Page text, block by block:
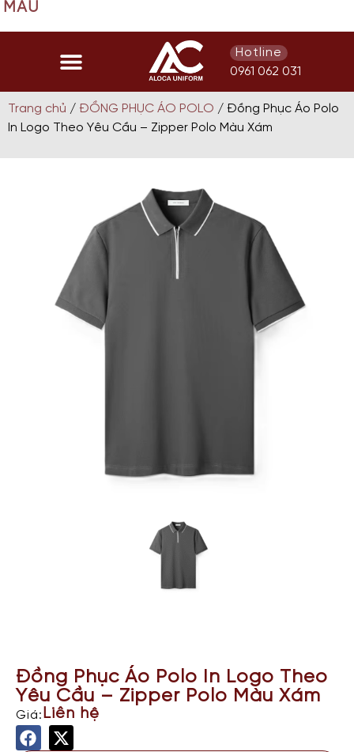
Hotline
0961 062 031
Trang chủ / ĐỒNG PHỤC ÁO POLO / Đồng Phục Áo Polo
In Logo Theo Yêu Cầu – Zipper Polo Màu Xám
Đồng Phục Áo Polo In Logo Theo
Yêu Cầu – Zipper Polo Màu Xám
Giá:Liên hệ